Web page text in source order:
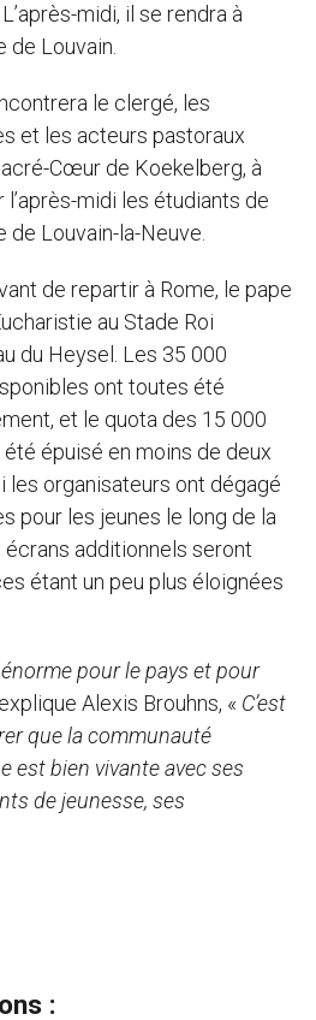
midi, il se rendra à
de Louvain.
le clergé, les
et les acteurs pastoraux
Cœur de Koekelberg, à
l’après-midi les étudiants de
de Louvain-la-Neuve.
de repartir à Rome, le pape
au Stade Roi
du Heysel. Les 35 000
ont toutes été
et le quota des 15 000
épuisé en moins de deux
les organisateurs ont dégagé
pour les jeunes le long de la
additionnels seront
étant un peu plus éloignées
pour le pays et pour
Alexis Brouhns, « C’est
que la communauté
est bien vivante avec ses
de jeunesse, ses
: